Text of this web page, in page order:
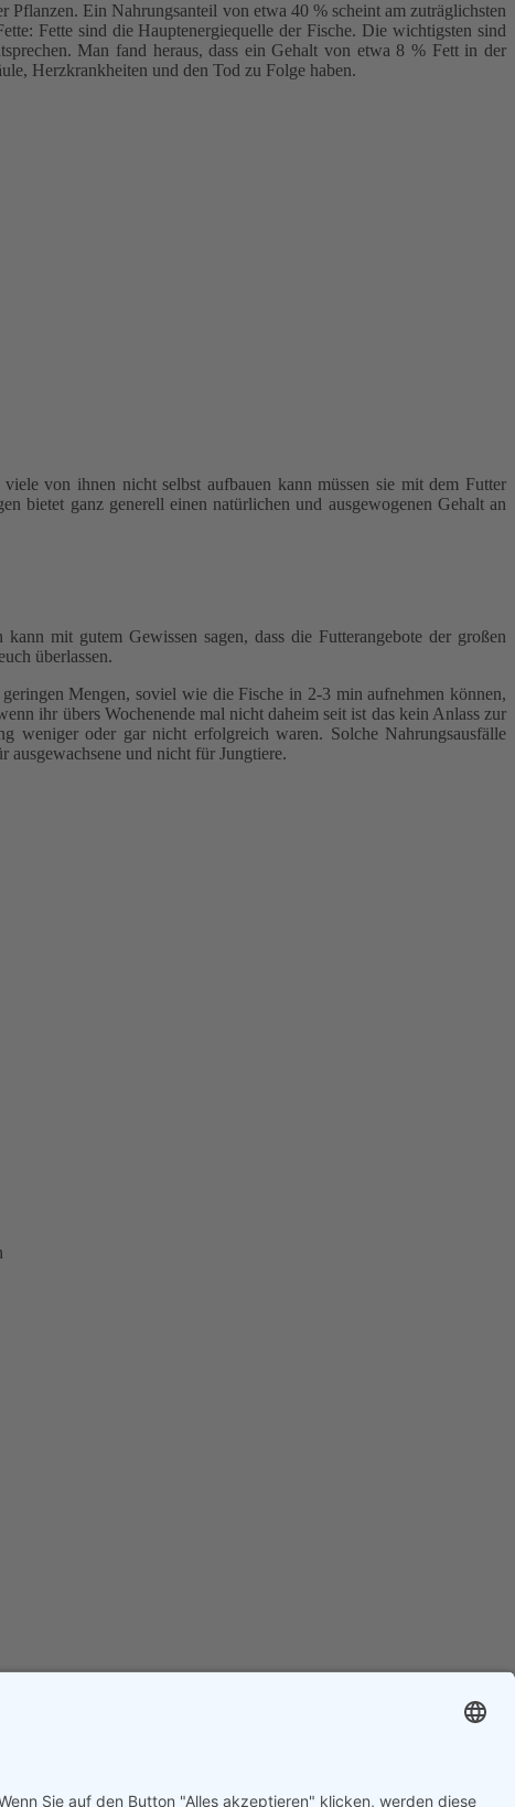
Ein Nahrungsanteil von etwa 40 % scheint am zuträglichsten
Fette sind die Hauptenergiequelle der Fische. Die wichtigsten sind
Man fand heraus, dass ein Gehalt von etwa 8 % Fett in der
Herzkrankheiten und den Tod zu Folge haben.
von ihnen nicht selbst aufbauen kann müssen sie mit dem Futter
bietet ganz generell einen natürlichen und ausgewogenen Gehalt an
mit gutem Gewissen sagen, dass die Futterangebote der großen
überlassen.
Mengen, soviel wie die Fische in 2-3 min aufnehmen können,
ihr übers Wochenende mal nicht daheim seit ist das kein Anlass zur
weniger oder gar nicht erfolgreich waren. Solche Nahrungsausfälle
ausgewachsene und nicht für Jungtiere.